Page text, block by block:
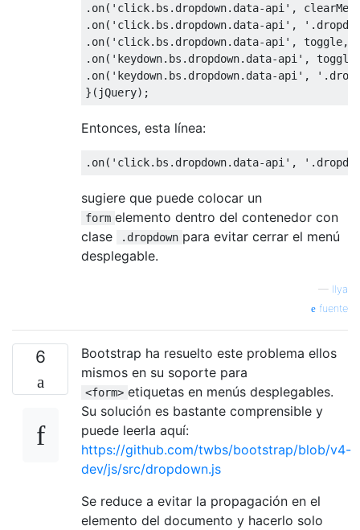
. on( 'click.bs.dropdown.data-api' ,
. on( 'click.bs.dropdown.data-api' ,
. on( 'click.bs.dropdown.data-api' , toggle,
. on( 'keydown.bs.dropdown.data-api' , toggle
. on( 'keydown.bs.dropdown.data-api' ,
}( jQuery);
Entonces, esta línea:
. on( 'click.bs.dropdown.data-api' ,
sugiere que puede colocar un
form elemento dentro del contenedor con
clase
.dropdown para evitar cerrar el menú
desplegable.
— Ilya
fuente
6
Bootstrap ha resuelto este problema ellos
mismos en su soporte para
<form> etiquetas en menús desplegables.
Su solución es bastante comprensible y
puede leerla aquí:
https://github.com/twbs/bootstrap/blob/v4-
dev/js/src/dropdown.js
Se reduce a evitar la propagación en el
elemento del documento y hacerlo solo